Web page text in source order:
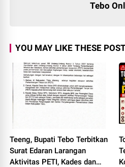
Tebo
YOU MAY LIKE THESE
Teeng, Bupati Tebo Terbitkan
Surat Edaran Larangan
Aktivitas PETI, Kades dan